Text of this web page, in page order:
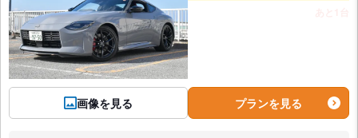
画像を見る プランを見る